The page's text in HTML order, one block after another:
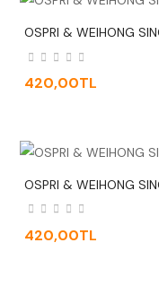
OSPRI & WEIHONG
420,00TL
OSPRI & WEIHONG
420,00TL